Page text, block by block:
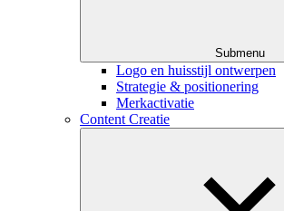
Submenu
Logo en huisstijl ontwerpen
Strategie & positionering
Merkactivatie
Content Creatie